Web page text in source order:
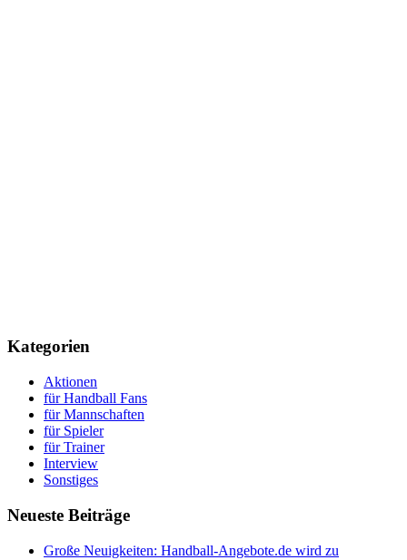
Kategorien
Aktionen
für Handball Fans
für Mannschaften
für Spieler
für Trainer
Interview
Sonstiges
Neueste Beiträge
Große Neuigkeiten: Handball-Angebote.de wird zu